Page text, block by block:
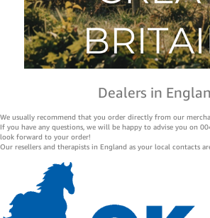
Dealers in
We usually recommend that you order directly from our
If you have any questions, we will be happy to advise you on
look forward to your order!
Our resellers and therapists in England as your local contacts